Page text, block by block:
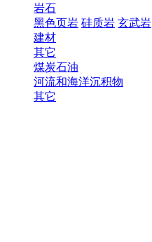
岩石
黑色页岩 硅质岩 玄武岩
建材
其它
煤炭石油
河流和海洋沉积物
其它